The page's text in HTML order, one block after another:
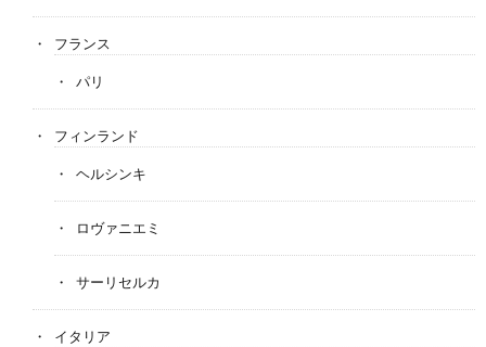
フランス
パリ
フィンランド
ヘルシンキ
ロヴァニエミ
サーリセルカ
イタリア